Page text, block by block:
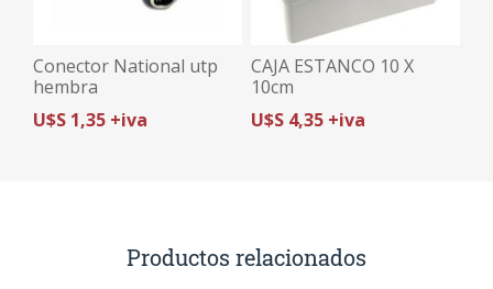
Conector National utp
hembra
U$S 1,35 +iva
CAJA ESTANCO 10 X
10cm
U$S 4,35 +iva
Productos relacionados